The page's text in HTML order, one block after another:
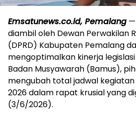
Emsatunews.co.id, Pemalang —
diambil oleh Dewan Perwakilan
(DPRD) Kabupaten Pemalang
mengoptimalkan kinerja
Badan Musyawarah (Bamus),
mengubah total jadwal
2026 dalam rapat krusial yang
(3/6/2026).